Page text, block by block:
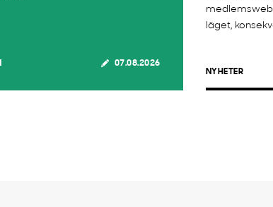
07.08.2026
läget,
NYHETER